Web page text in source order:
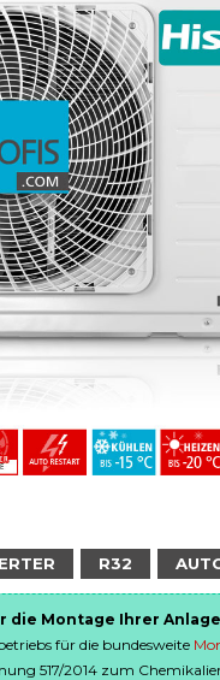
R32
die Montage Ihrer
für die bundesweite
517/2014 zum